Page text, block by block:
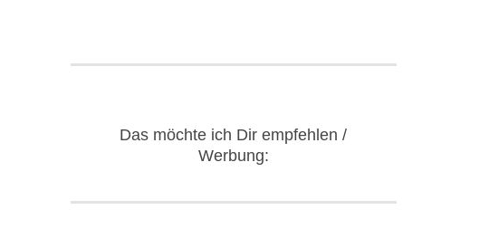
Das möchte ich Dir empfehlen /
Werbung: